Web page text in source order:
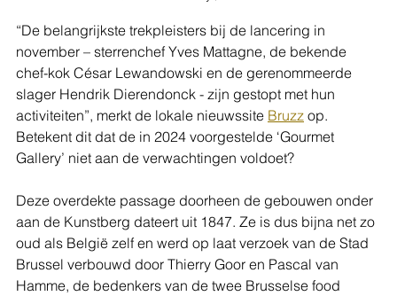
“De belangrijkste trekpleisters bij de lancering in
november – sterrenchef Yves Mattagne, de bekende
chef-kok César Lewandowski en de gerenommeerde
slager Hendrik Dierendonck - zijn gestopt met hun
activiteiten”, merkt de lokale nieuwssite Bruzz op.
Betekent dit dat de in 2024 voorgestelde ‘Gourmet
Gallery’ niet aan de verwachtingen voldoet?
Deze overdekte passage doorheen de gebouwen onder
aan de Kunstberg dateert uit 1847. Ze is dus bijna net zo
oud als België zelf en werd op laat verzoek van de Stad
Brussel verbouwd door Thierry Goor en Pascal van
Hamme, de bedenkers van de twee Brusselse food